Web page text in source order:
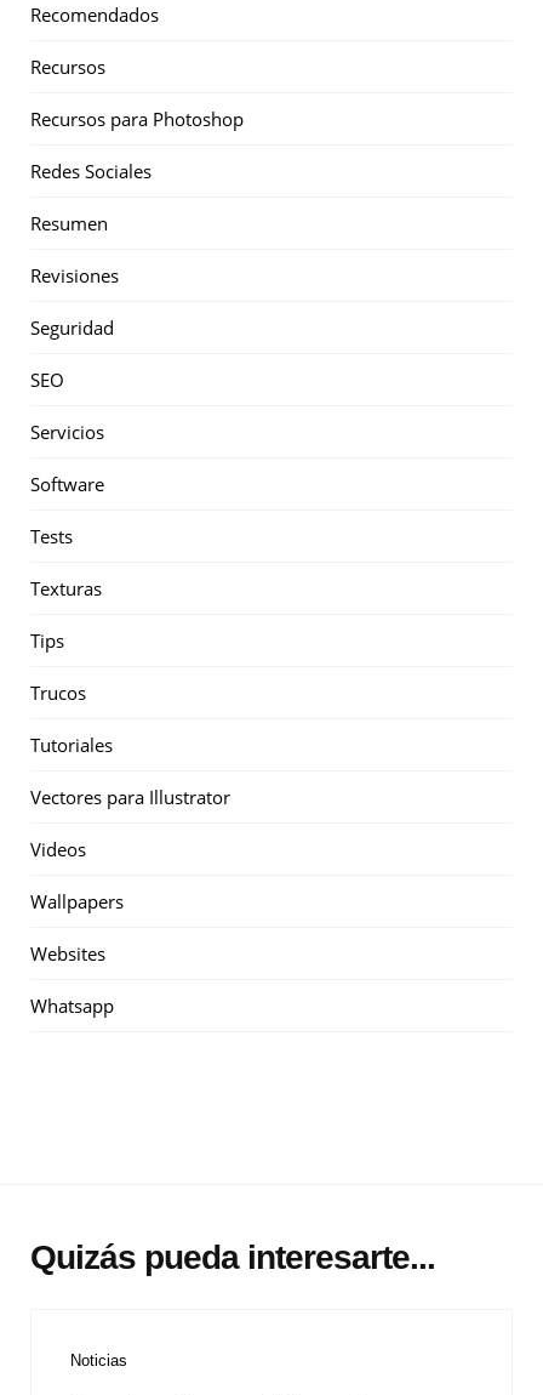
Recomendados
Recursos
Recursos para Photoshop
Redes Sociales
Resumen
Revisiones
Seguridad
SEO
Servicios
Software
Tests
Texturas
Tips
Trucos
Tutoriales
Vectores para Illustrator
Videos
Wallpapers
Websites
Whatsapp
Quizás pueda interesarte...
Noticias